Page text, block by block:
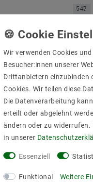
547
4
1
1
175
18
1
Wir verwenden Cookies
Besucher:innen unserer
Drittanbietern einzubinden
Cookies. Wir teilen diese
Die Datenverarbeitung
erteilt oder abgelehnt
ändern oder zu widerrufen.
in unserer
Essenziell
Funktional Weitere